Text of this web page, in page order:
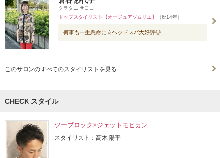
クラタニ サヨコ
トップスタイリスト【オージュアソムリエ】
（歴14年）
何事も一生懸命に☆ヘッドスパ大好評◎
このサロンのすべてのスタイリストを見る
CHECK スタイル
ツーブロック×ジェットモヒカン
スタイリスト：高木 陽平